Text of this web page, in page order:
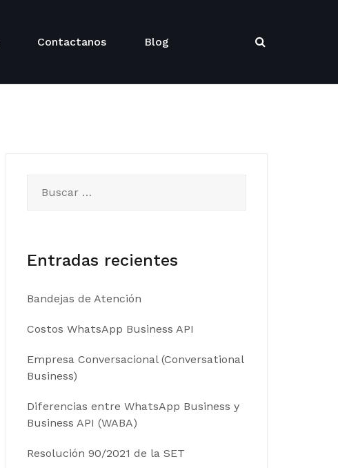
Contactanos Blog
Entradas recientes
Bandejas de Atención
Costos WhatsApp Business API
Empresa Conversacional (Conversational
Business)
Diferencias entre WhatsApp Business y
Business API (WABA)
Resolución 90/2021 de la SET